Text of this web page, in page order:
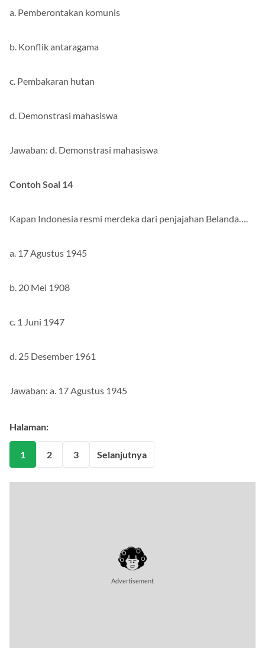
a. Pemberontakan komunis
b. Konflik antaragama
c. Pembakaran hutan
d. Demonstrasi mahasiswa
Jawaban: d. Demonstrasi mahasiswa
Contoh Soal 14
Kapan Indonesia resmi merdeka dari penjajahan Belanda….
a. 17 Agustus 1945
b. 20 Mei 1908
c. 1 Juni 1947
d. 25 Desember 1961
Jawaban: a. 17 Agustus 1945
Halaman:
1 2 3 Selanjutnya
Advertisement